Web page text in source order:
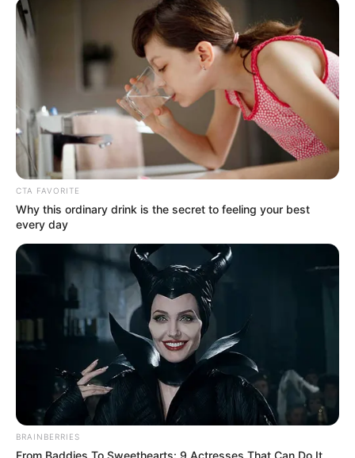
Posted
in
Friss hírek
Szabó Zsófi végre megmutatta
idős milliárdos kedvesét!
Lehidalsz, ha meglátod, hogy ki
Ő:
February 28, 2026
CTA FAVORITE
Why this ordinary drink is the secret to feeling your best
every day
BRAINBERRIES